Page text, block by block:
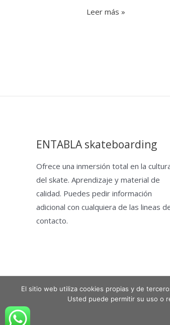
Leer más »
ENTABLA skateboarding
Ofrece una inmersión total en la
del skate. Aprendizaje y material de
calidad. Puedes pedir información
adicional con cualquiera de las lineas
contacto.
Copyright © 2026 Entabla Clases de
El sitio web utiliza cookies propias y de
Usted puede permitir su uso o